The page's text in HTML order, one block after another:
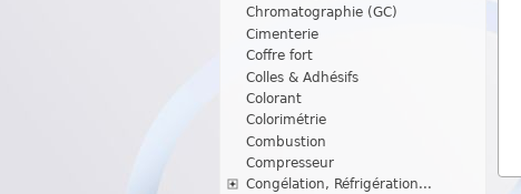
Chromatographie (GC)
Cimenterie
Coffre fort
Colles & Adhésifs
Colorant
Colorimétrie
Combustion
Compresseur
Congélation, Réfrigération...